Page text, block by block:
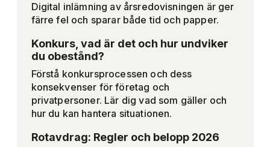
Digital inlämning av årsredovisningen är ger
färre fel och sparar både tid och papper.
Konkurs, vad är det och hur undviker
du obestånd?
Förstå konkursprocessen och dess
konsekvenser för företag och
privatpersoner. Lär dig vad som gäller och
hur du kan hantera situationen.
Rotavdrag: Regler och belopp 2026